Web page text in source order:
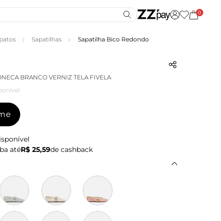
0
Sapatilhas Sapatilha Bico Redondo
BRANCO VERNIZ TELA FIVELA
atéR$ 25,59de cashback